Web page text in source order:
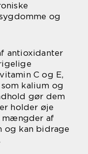
og
antioxidanter
C og E,
kalium og
gør dem
holder øje
mængder af
og kan bidrage